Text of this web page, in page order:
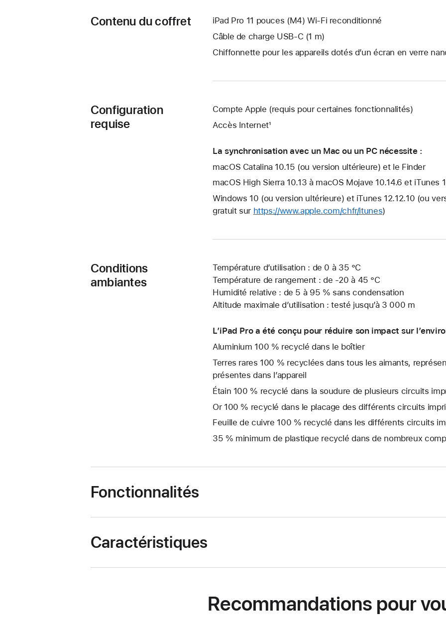
Contenu du coffret
iPad Pro 11 pouces (M4) Wi‑Fi reconditionné
Câble de charge USB‑C (1 m)
Chiffonnette pour les appareils dotés d’un écran en verre
Configuration
requise
Compte Apple (requis pour certaines fonctionnalités)
Accès Internet¹
La synchronisation avec un Mac ou un PC nécessite :
macOS Catalina 10.15 (ou version ultérieure) et le Finder
macOS High Sierra 10.13 à macOS Mojave 10.14.6 et iTunes
Windows 10 (ou version ultérieure) et iTunes 12.12.10 (ou
gratuit sur https://www.apple.com/chfr/itunes)
Conditions
ambiantes
Température d’utilisation : de 0 à 35 °C
Température de rangement : de -20 à 45 °C
Humidité relative : de 5 à 95 % sans condensation
Altitude maximale d’utilisation : testé jusqu’à 3 000 m
L’iPad Pro a été conçu pour réduire son impact sur
Aluminium 100 % recyclé dans le boîtier
Terres rares 100 % recyclées dans tous les aimants,
présentes dans l’appareil
Étain 100 % recyclé dans la soudure de plusieurs circuits
Or 100 % recyclé dans le placage des différents circuits
Feuille de cuivre 100 % recyclé dans les différents circuits
35 % minimum de plastique recyclé dans de nombreux
Fonctionnalités
Caractéristiques
Recommandations pour